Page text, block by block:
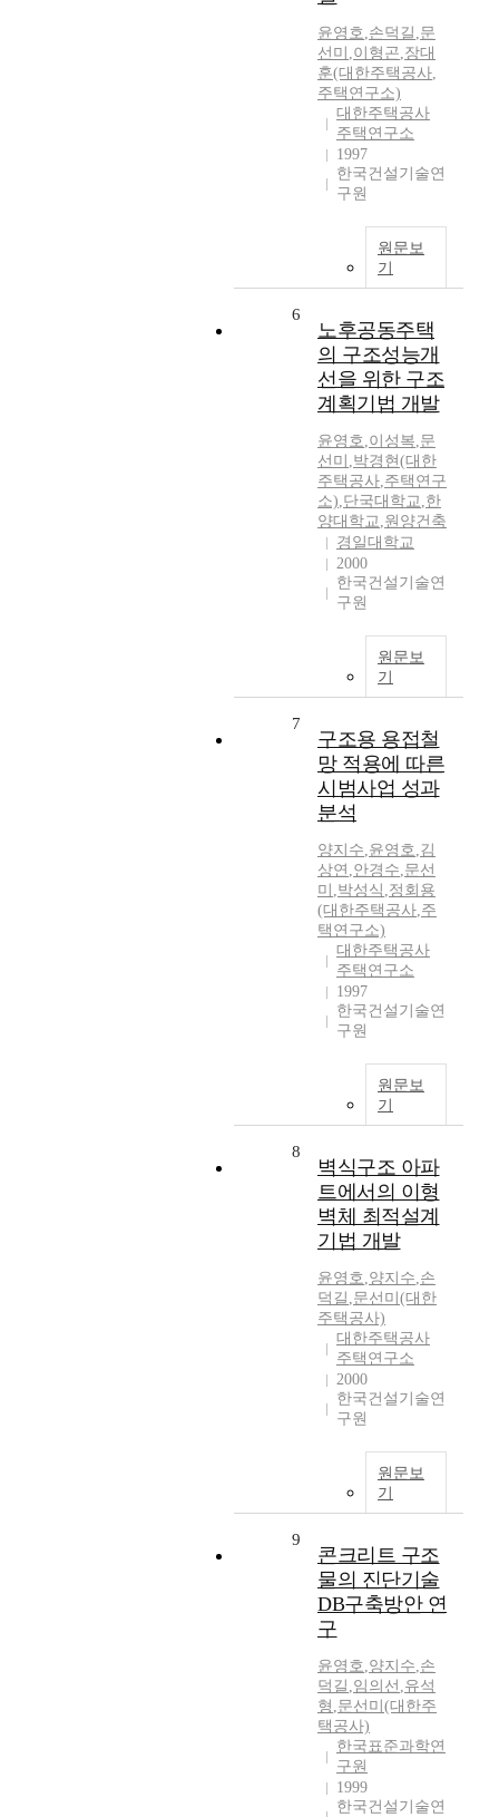
윤영호,손덕길 ,문
선미 ,이형곤,장대
훈(대한주택공사,
주택연구소)
대한주택공사
주택연구소
1997
한국건설기술연
구원
원문보
기
6
노후공동주택
의 구조성능개
선을 위한 구조
계획기법 개발
윤영호,이성복,문
선미 ,박경현(대한
주택공사,주택연구
소),단국대학교,한
양대학교,원양건축
경일대학교
2000
한국건설기술연
구원
원문보
기
7
구조용 용접철
망 적용에 따른
시범사업 성과
분석
양지수,윤영호,김
상연 ,안경수,문선
미 ,박성식 ,정회용
(대한주택공사,주
택연구소)
대한주택공사
주택연구소
1997
한국건설기술연
구원
원문보
기
8
벽식구조 아파
트에서의 이형
벽체 최적설계
기법 개발
윤영호,양지수,손
덕길 ,문선미(대한
주택공사)
대한주택공사
주택연구소
2000
한국건설기술연
구원
원문보
기
9
콘크리트 구조
물의 진단기술
DB구축방안 연
구
윤영호,양지수,손
덕길 ,임의선 ,유석
형 ,문선미(대한주
택공사)
한국표준과학연
구원
1999
한국건설기술연